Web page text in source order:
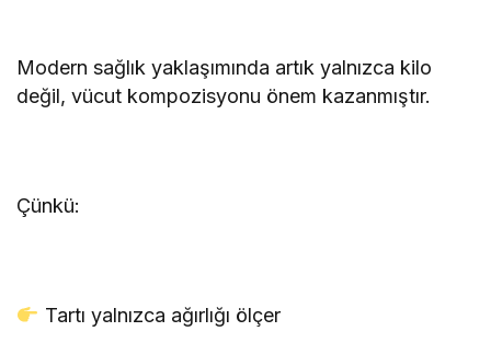
Modern sağlık yaklaşımında artık yalnızca kilo
değil, vücut kompozisyonu önem kazanmıştır.
Çünkü:
Tartı yalnızca ağırlığı ölçer